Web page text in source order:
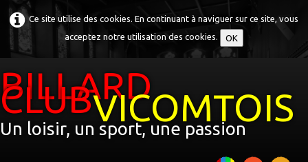
Ce site utilise des cookies. En continuant à naviguer sur ce site, vous
acceptez notre utilisation des cookies.
OK
BILLARD
CLUBVICOMTOIS
Un loisir, un sport, une passion